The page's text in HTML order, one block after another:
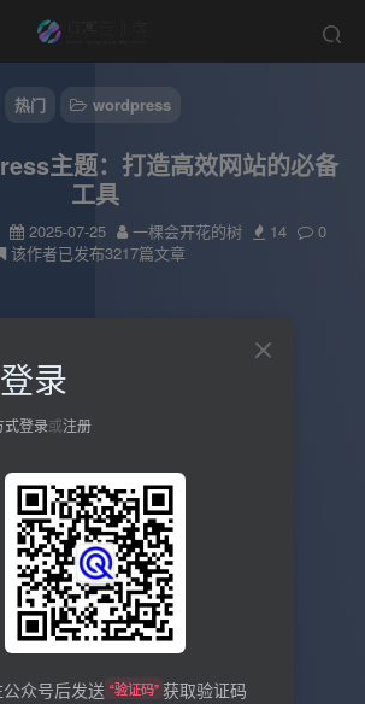
热门 wordpress
主题：打造高效网站的必备
工具
2025-07-25 一棵会开花的树 14
0
该作者已发布3217篇文章
录
式登录或注册
公众号后发送 “验证码” 获取验证码